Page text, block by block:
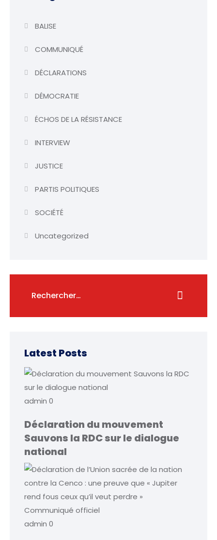
BALISE
COMMUNIQUÉ
DÉCLARATIONS
DÉMOCRATIE
ÉCHOS DE LA RÉSISTANCE
INTERVIEW
JUSTICE
PARTIS POLITIQUES
SOCIÉTÉ
Uncategorized
Latest Posts
admin 0
Déclaration du mouvement
Sauvons la RDC sur le dialogue
national
admin 0